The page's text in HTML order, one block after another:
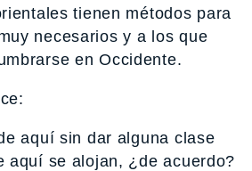
tienen métodos para
necesarios y a los que
en Occidente.
aquí sin dar alguna clase
aquí se alojan, ¿de acuerdo?